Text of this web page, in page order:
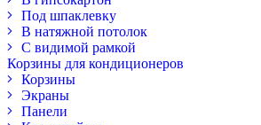
Под шпаклевку
В натяжной потолок
С видимой рамкой
Корзины для кондиционеров
Корзины
Экраны
Панели